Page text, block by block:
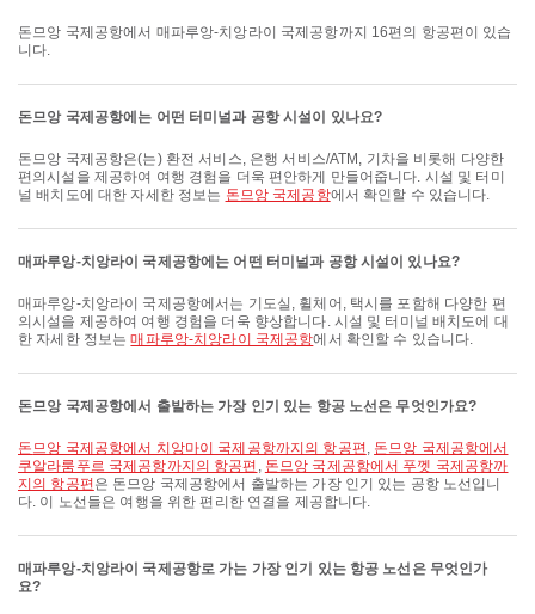
돈므앙 국제공항에서 매파루앙-치앙라이 국제공항까지 16편의 항공편이 있습
니다.
돈므앙 국제공항에는 어떤 터미널과 공항 시설이 있나요?
돈므앙 국제공항은(는) 환전 서비스, 은행 서비스/ATM, 기차을 비롯해 다양한
편의시설을 제공하여 여행 경험을 더욱 편안하게 만들어줍니다. 시설 및 터미
널 배치도에 대한 자세한 정보는 돈므앙 국제공항에서 확인할 수 있습니다.
매파루앙-치앙라이 국제공항에는 어떤 터미널과 공항 시설이 있나요?
매파루앙-치앙라이 국제공항에서는 기도실, 휠체어, 택시를 포함해 다양한 편
의시설을 제공하여 여행 경험을 더욱 향상합니다. 시설 및 터미널 배치도에 대
한 자세한 정보는매파루앙-치앙라이 국제공항에서 확인할 수 있습니다.
돈므앙 국제공항에서 출발하는 가장 인기 있는 항공 노선은 무엇인가요?
돈므앙 국제공항에서 치앙마이 국제공항까지의 항공편 , 돈므앙 국제공항에서
쿠알라룸푸르 국제공항까지의 항공편 , 돈므앙 국제공항에서 푸껫 국제공항까
지의 항공편 은 돈므앙 국제공항에서 출발하는 가장 인기 있는 공항 노선입니
다. 이 노선들은 여행을 위한 편리한 연결을 제공합니다.
매파루앙-치앙라이 국제공항로 가는 가장 인기 있는 항공 노선은 무엇인가
요?